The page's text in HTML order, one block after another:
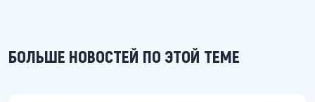
БОЛЬШЕ НОВОСТЕЙ ПО ЭТОЙ ТЕМЕ